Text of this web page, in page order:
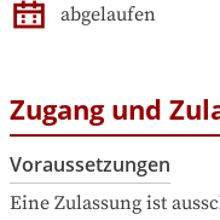
abgelaufen
Zugang und
Voraussetzungen
Eine Zulassung ist